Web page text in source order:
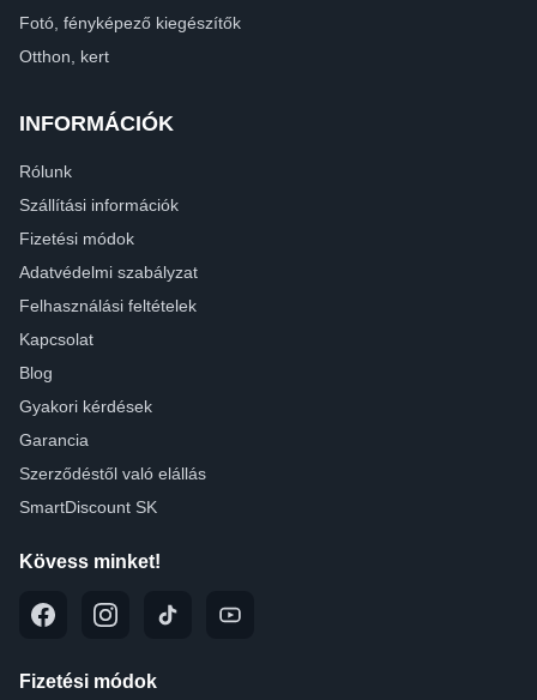
Fotó, fényképező kiegészítők
Otthon, kert
INFORMÁCIÓK
Rólunk
Szállítási információk
Fizetési módok
Adatvédelmi szabályzat
Felhasználási feltételek
Kapcsolat
Blog
Gyakori kérdések
Garancia
Szerződéstől való elállás
SmartDiscount SK
Kövess minket!
Fizetési módok